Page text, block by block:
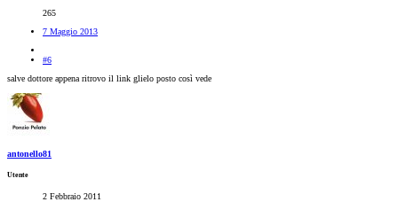
265
7 Maggio 2013
#6
salve dottore appena ritrovo il link glielo posto così vede
antonello81
Utente
2 Febbraio 2011